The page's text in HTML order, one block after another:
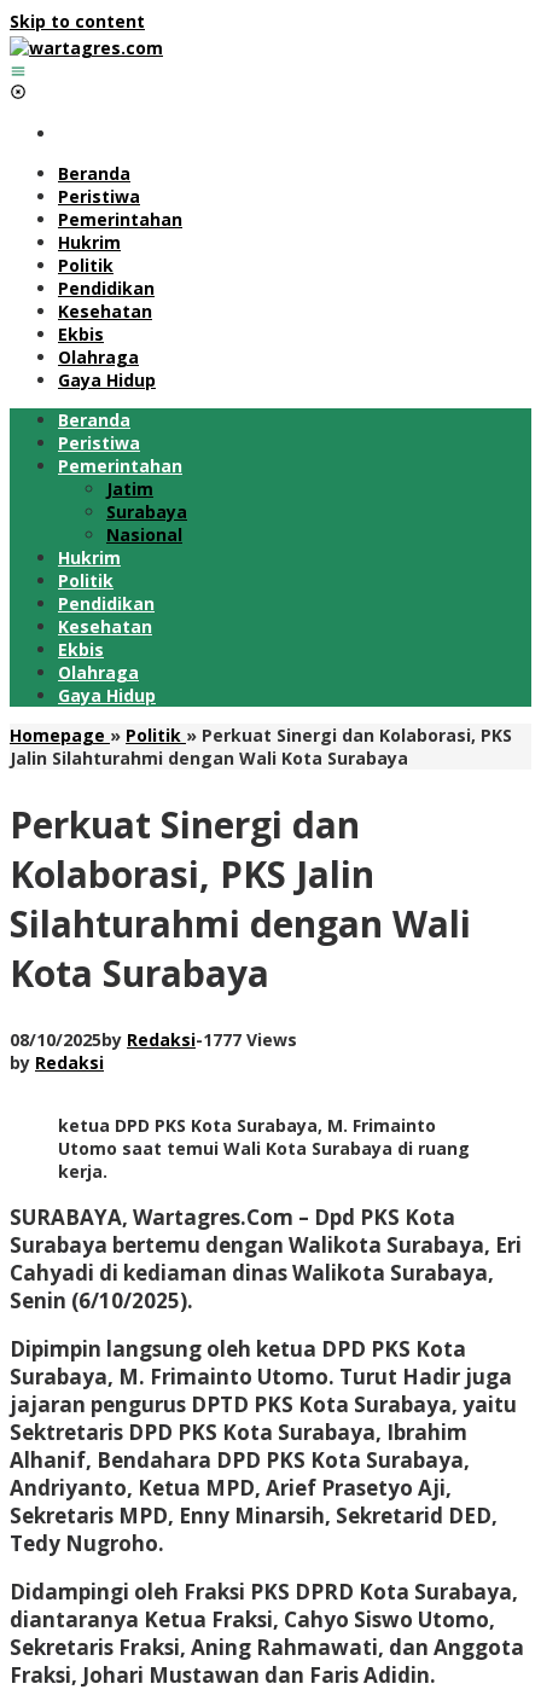
Skip to content
Beranda
Peristiwa
Pemerintahan
Hukrim
Politik
Pendidikan
Kesehatan
Ekbis
Olahraga
Gaya Hidup
Beranda
Peristiwa
Pemerintahan
Jatim
Surabaya
Nasional
Hukrim
Politik
Pendidikan
Kesehatan
Ekbis
Olahraga
Gaya Hidup
Homepage » Politik » Perkuat Sinergi dan Kolaborasi, PKS
Jalin Silahturahmi dengan Wali Kota Surabaya
Perkuat Sinergi dan
Kolaborasi, PKS Jalin
Silahturahmi dengan Wali
Kota Surabaya
08/10/2025by Redaksi-1777 Views
by Redaksi
ketua DPD PKS Kota Surabaya, M. Frimainto
Utomo saat temui Wali Kota Surabaya di ruang
kerja.
SURABAYA, Wartagres.Com – Dpd PKS Kota
Surabaya bertemu dengan Walikota Surabaya, Eri
Cahyadi di kediaman dinas Walikota Surabaya,
Senin (6/10/2025).
Dipimpin langsung oleh ketua DPD PKS Kota
Surabaya, M. Frimainto Utomo. Turut Hadir juga
jajaran pengurus DPTD PKS Kota Surabaya, yaitu
Sektretaris DPD PKS Kota Surabaya, Ibrahim
Alhanif, Bendahara DPD PKS Kota Surabaya,
Andriyanto, Ketua MPD, Arief Prasetyo Aji,
Sekretaris MPD, Enny Minarsih, Sekretarid DED,
Tedy Nugroho.
Didampingi oleh Fraksi PKS DPRD Kota Surabaya,
diantaranya Ketua Fraksi, Cahyo Siswo Utomo,
Sekretaris Fraksi, Aning Rahmawati, dan Anggota
Fraksi, Johari Mustawan dan Faris Adidin.